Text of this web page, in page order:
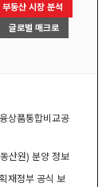
부동산 시장 분석
글로벌 매크로
상품통합비교공
산원) 분양 정보
재정부 공식 보